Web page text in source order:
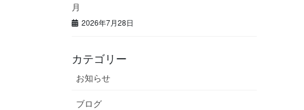
月
2026年7月28日
カテゴリー
お知らせ
ブログ